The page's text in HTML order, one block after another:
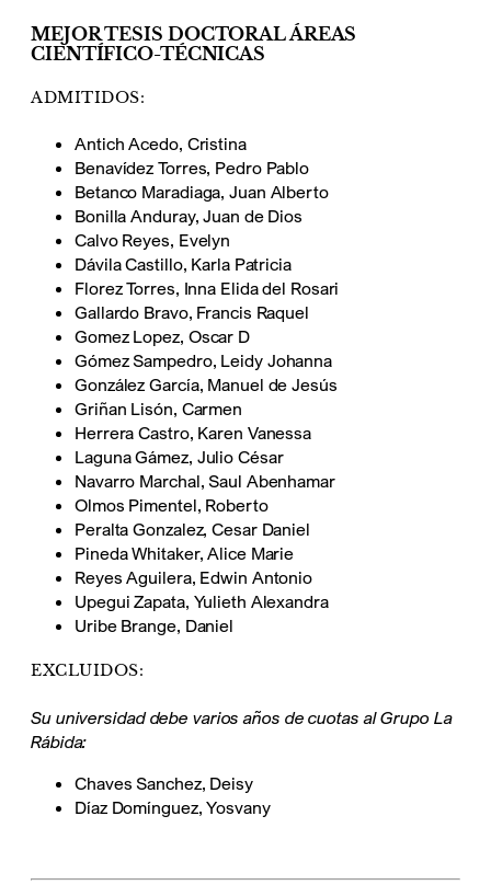
MEJOR TESIS DOCTORAL ÁREAS
CIENTÍFICO-TÉCNICAS
ADMITIDOS:
Antich Acedo, Cristina
Benavídez Torres, Pedro Pablo
Betanco Maradiaga, Juan Alberto
Bonilla Anduray, Juan de Dios
Calvo Reyes, Evelyn
Dávila Castillo, Karla Patricia
Florez Torres, Inna Elida del Rosari
Gallardo Bravo, Francis Raquel
Gomez Lopez, Oscar D
Gómez Sampedro, Leidy Johanna
González García, Manuel de Jesús
Griñan Lisón, Carmen
Herrera Castro, Karen Vanessa
Laguna Gámez, Julio César
Navarro Marchal, Saul Abenhamar
Olmos Pimentel, Roberto
Peralta Gonzalez, Cesar Daniel
Pineda Whitaker, Alice Marie
Reyes Aguilera, Edwin Antonio
Upegui Zapata, Yulieth Alexandra
Uribe Brange, Daniel
EXCLUIDOS:
Su universidad debe varios años de cuotas al Grupo La
Rábida:
Chaves Sanchez, Deisy
Díaz Domínguez, Yosvany